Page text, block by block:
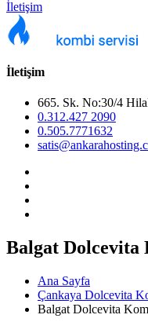
İletişim
İletişim
665. Sk. No:30/4
0.312.427 2090
0.505.7771632
Balgat Dolcevita
Ana Sayfa
Çankaya Dolcevita
Balgat Dolcevita